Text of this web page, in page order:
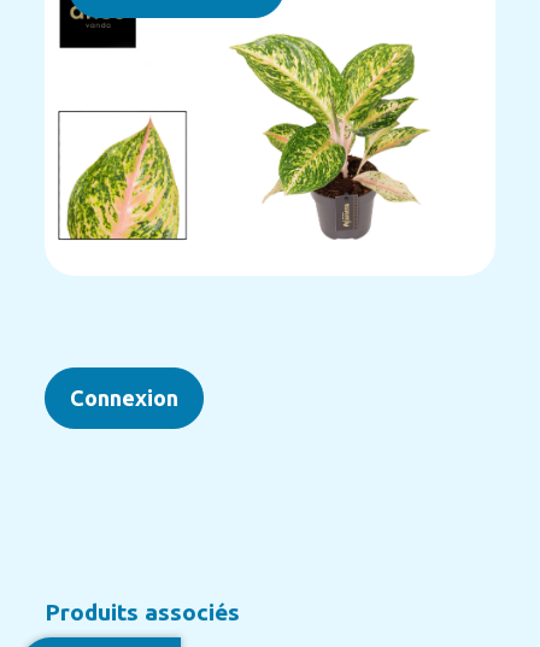
Connexion
Produits associés